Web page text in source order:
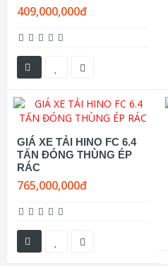
409,000,000đ
GIÁ XE TẢI HINO FC 6.4
TẤN ĐÓNG THÙNG ÉP
RÁC
765,000,000đ